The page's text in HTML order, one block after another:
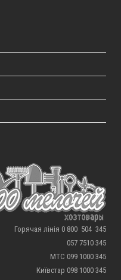
Горячая лінія 0 800 504 345
057 7510 345
МТС 099 1000 345
Київстар 098 1000 345